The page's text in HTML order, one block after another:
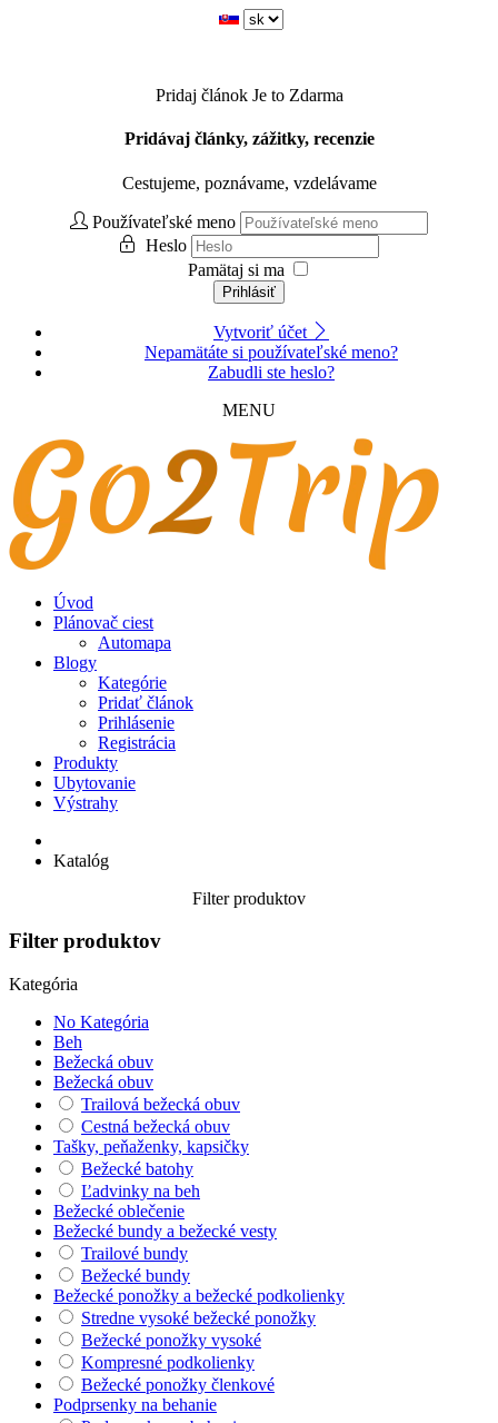
Pridaj článok Je to Zdarma
Pridávaj články, zážitky, recenzie
Cestujeme, poznávame, vzdelávame
Používateľské meno
Heslo
Pamätaj si ma
Prihlásiť
Vytvoriť účet
Nepamätáte si používateľské meno?
Zabudli ste heslo?
MENU
Úvod
Plánovač ciest
Automapa
Blogy
Kategórie
Pridať článok
Prihlásenie
Registrácia
Produkty
Ubytovanie
Výstrahy
Katalóg
Filter produktov
Filter produktov
Kategória
No Kategória
Beh
Bežecká obuv
Bežecká obuv
Trailová bežecká obuv
Cestná bežecká obuv
Tašky, peňaženky, kapsičky
Bežecké batohy
Ľadvinky na beh
Bežecké oblečenie
Bežecké bundy a bežecké vesty
Trailové bundy
Bežecké bundy
Bežecké ponožky a bežecké podkolienky
Stredne vysoké bežecké ponožky
Bežecké ponožky vysoké
Kompresné podkolienky
Bežecké ponožky členkové
Podprsenky na behanie